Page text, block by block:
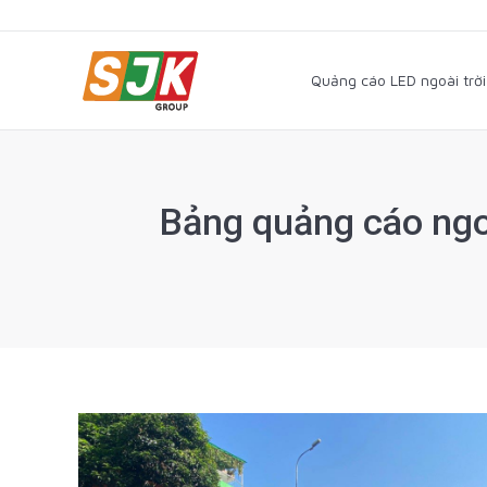
Quảng cáo LED ngoài trời
Bảng quảng cáo
Quảng cáo LED ngoài